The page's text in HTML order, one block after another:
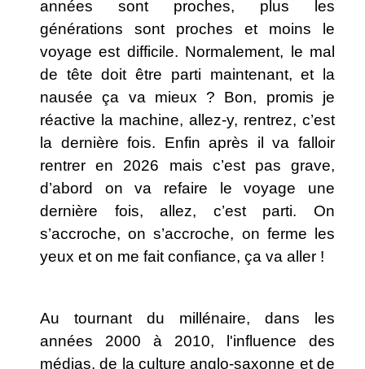
années sont proches, plus les
générations sont proches et moins le
voyage est difficile. Normalement, le mal
de tête doit être parti maintenant, et la
nausée ça va mieux ? Bon, promis je
réactive la machine, allez-y, rentrez, c’est
la dernière fois. Enfin après il va falloir
rentrer en 2026 mais c’est pas grave,
d’abord on va refaire le voyage une
dernière fois, allez, c’est parti. On
s’accroche, on s’accroche, on ferme les
yeux et on me fait confiance, ça va aller !
Au tournant du millénaire, dans les
années 2000 à 2010, l'influence des
médias, de la culture anglo-saxonne et de